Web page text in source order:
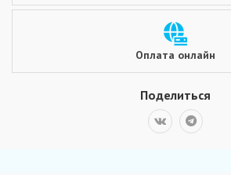
Оплата онлайн
Поделиться